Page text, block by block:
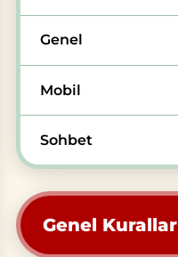
Genel
Mobil
Sohbet
Genel Kurallar